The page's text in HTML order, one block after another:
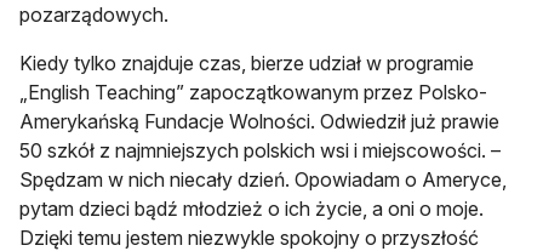
pozarządowych.
Kiedy tylko znajduje czas, bierze udział w programie
„English Teaching” zapoczątkowanym przez Polsko-
Amerykańską Fundacje Wolności. Odwiedził już prawie
50 szkół z najmniejszych polskich wsi i miejscowości. –
Spędzam w nich niecały dzień. Opowiadam o Ameryce,
pytam dzieci bądź młodzież o ich życie, a oni o moje.
Dzięki temu jestem niezwykle spokojny o przyszłość